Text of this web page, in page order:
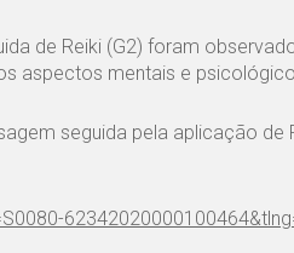
de Reiki (G2) foram
aspectos mentais e
seguida pela aplicação de